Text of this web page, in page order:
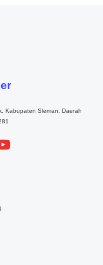
Kabupaten Sleman, Daerah